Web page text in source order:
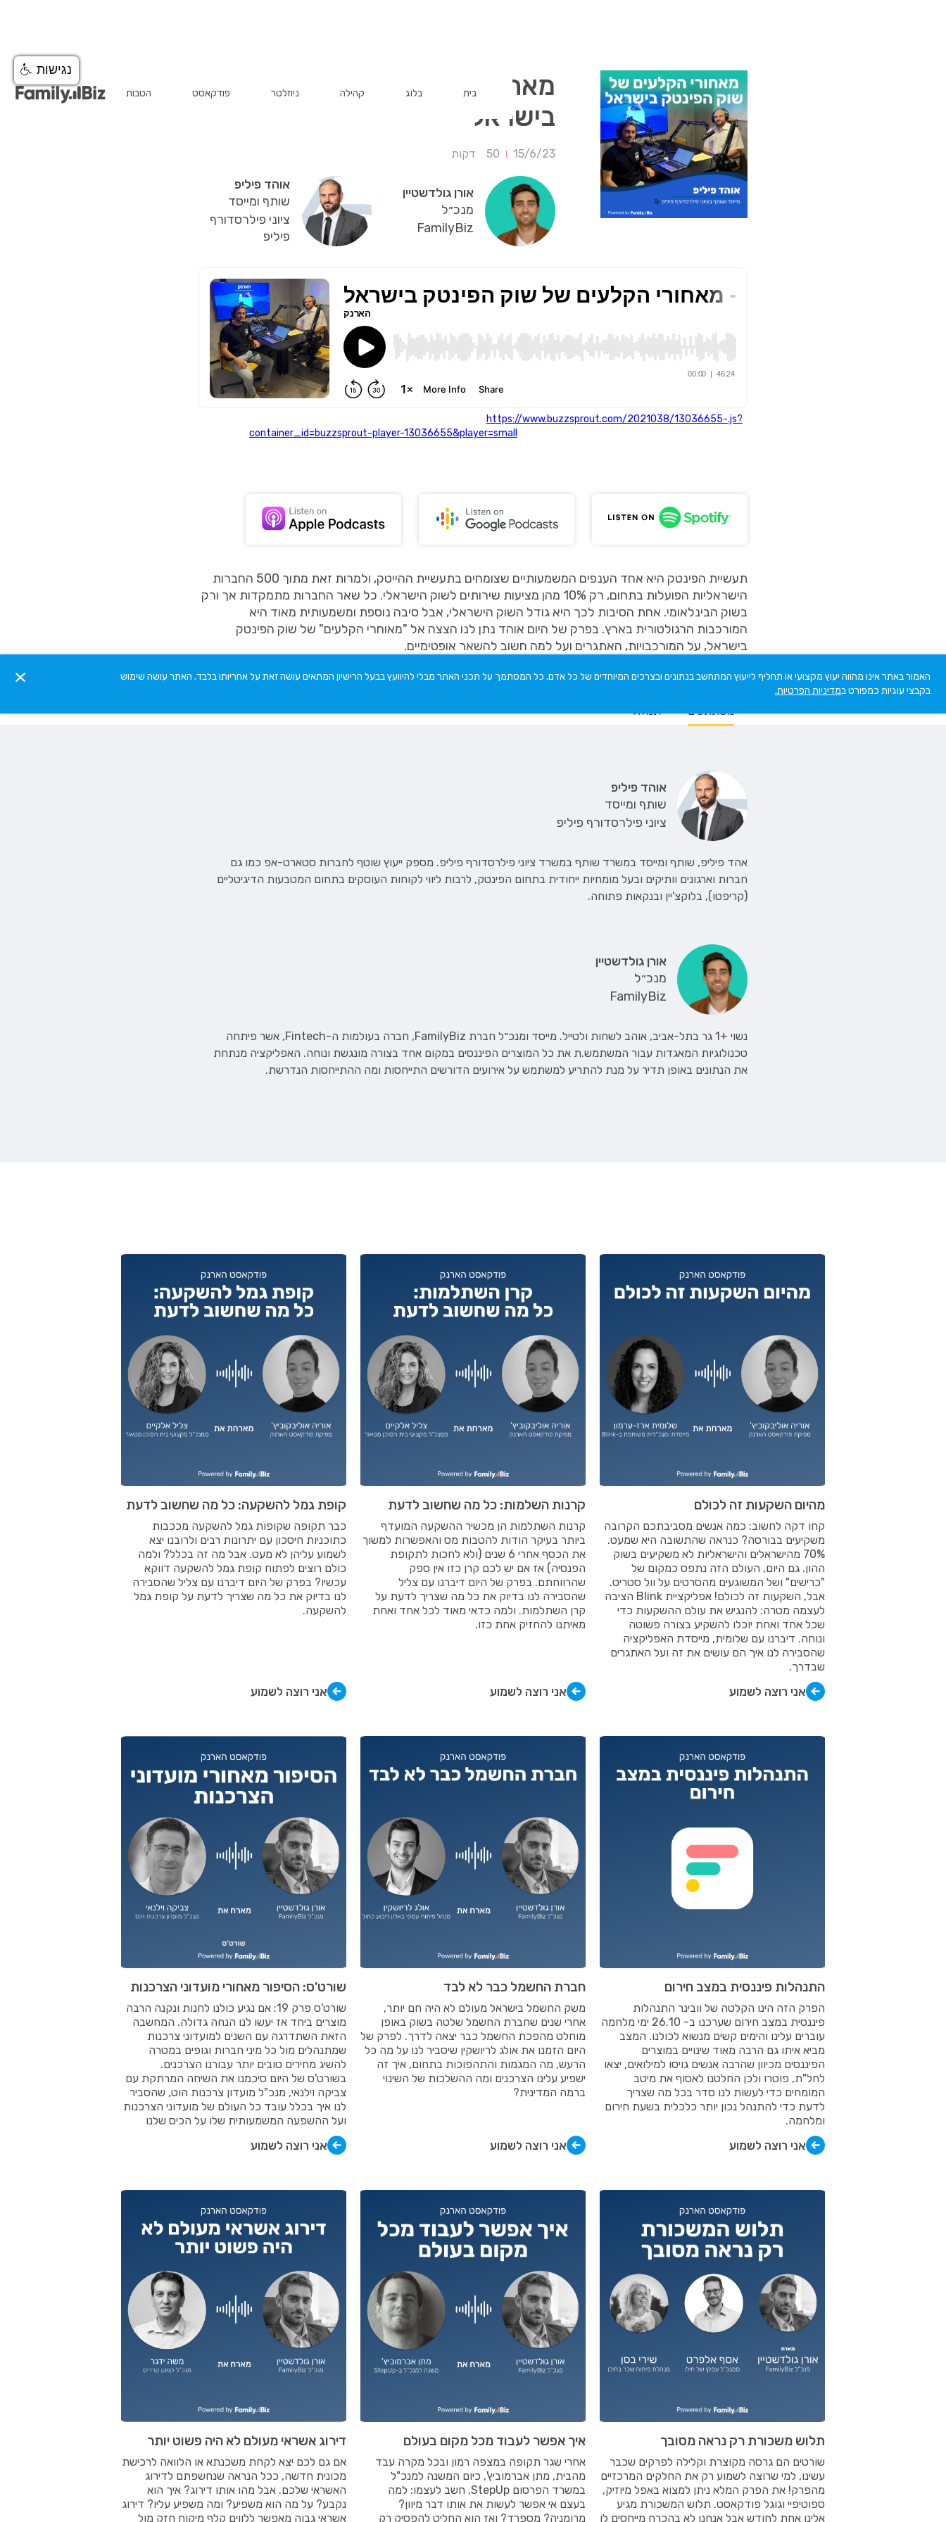
בית בלוג קהילה ניוזלטר פודקאסט הטבות
מאחורי הקלעים של שוק הפינטק
בישראל
דקות 50 15/6/23
אוהד פיליפ
שותף ומייסד
ציוני פילרסדורף
פיליפ
אורן גולדשטיין
מנכ״ל
FamilyBiz
https://www.buzzsprout.com/2021038/13036655-.js?
container_id=buzzsprout-player-13036655&player=small
תעשיית הפינטק היא אחד הענפים המשמעותיים שצומחים בתעשיית ההייטק, ולמרות זאת מתוך 500 החברות
הישראליות הפועלות בתחום, רק 10% מהן מציעות שירותים לשוק הישראלי. כל שאר החברות מתמקדות אך ורק
בשוק הבינלאומי. אחת הסיבות לכך היא גודל השוק הישראלי, אבל סיבה נוספת ומשמעותית מאוד היא
המורכבות הרגולטורית בארץ. בפרק של היום אוהד נתן לנו הצצה אל "מאוחרי הקלעים" של שוק הפינטק
בישראל, על המורכבויות, האתגרים ועל למה חשוב להשאר אופטימיים.
האמור באתר אינו מהווה יעוץ מקצועי או תחליף לייעוץ המתחשב בנתונים ובצרכים המיוחדים של כל אדם. כל המסתמך על תכני האתר מבלי להיוועץ בבעל הרישיון המתאים עושה זאת על אחריותו בלבד. האתר עושה שימוש
בקבצי עוגיות כמפורט במדיניות הפרטיות.
משתתפים תמלול
אוהד פיליפ
שותף ומייסד
ציוני פילרסדורף פיליפ
אהד פיליפ, שותף ומייסד במשרד שותף במשרד ציוני פילרסדורף פיליפ. מספק ייעוץ שוטף לחברות סטארט-אפ כמו גם
חברות וארגונים וותיקים ובעל מומחיות ייחודית בתחום הפינטק, לרבות ליווי לקוחות העוסקים בתחום המטבעות הדיגיטליים
(קריפטו), בלוקצ'יין ובנקאות פתוחה.
אורן גולדשטיין
מנכ״ל
FamilyBiz
נשוי +1 גר בתל-אביב, אוהב לשחות ולטייל. מייסד ומנכ״ל חברת FamilyBiz, חברה בעולמות ה-Fintech, אשר פיתחה
טכנולוגיות המאגדות עבור המשתמש.ת את כל המוצרים הפיננסים במקום אחד בצורה מונגשת ונוחה. האפליקציה מנתחת
את הנתונים באופן תדיר על מנת להתריע למשתמש על אירועים הדורשים התייחסות ומה ההתייחסות הנדרשת.
מהיום השקעות זה לכולם
קחו דקה לחשוב: כמה אנשים מסביבתכם הקרובה
משקיעים בבורסה? כנראה שהתשובה היא שמעט.
70% מהישראלים והישראליות לא משקיעים בשוק
ההון. גם היום, העולם הזה נתפס כמקום של
"כרישים" ושל המשוגעים מהסרטים על וול סטריט.
אבל, השקעות זה לכולם! אפליקציית Blink הציבה
לעצמה מטרה: להנגיש את עולם ההשקעות כדי
שכל אחד ואחת יוכלו להשקיע בצורה פשוטה
ונוחה. דיברנו עם שלומית, מייסדת האפליקציה
שהסבירה לנו איך הם עושים את זה ועל האתגרים
שבדרך.
אני רוצה לשמוע
קרנות השלמות: כל מה שחשוב לדעת
קרנות השתלמות הן מכשיר ההשקעה המועדף
ביותר בעיקר הודות להטבות מס והאפשרות למשוך
את הכסף אחרי 6 שנים (ולא לחכות לתקופת
הפנסיה) אז אם יש לכם קרן כזו אין ספק
שהרווחתם. בפרק של היום דיברנו עם צליל
שהסבירה לנו בדיוק את כל מה שצריך לדעת על
קרן השתלמות. ולמה כדאי מאוד לכל אחד ואחת
מאיתנו להחזיק אחת כזו.
אני רוצה לשמוע
קופת גמל להשקעה: כל מה שחשוב לדעת
כבר תקופה שקופות גמל להשקעה מככבות
כתוכניות חיסכון עם יתרונות רבים ולרובנו יצא
לשמוע עליהן לא מעט. אבל מה זה בכלל? ולמה
כולם רוצים לפתוח קופת גמל להשקעה דווקא
עכשיו? בפרק של היום דיברנו עם צליל שהסבירה
לנו בדיוק את כל מה שצריך לדעת על קופת גמל
להשקעה.
אני רוצה לשמוע
התנהלות פיננסית במצב חירום
הפרק הזה הינו הקלטה של וובינר התנהלות
פיננסית במצב חירום שערכנו ב- 26.10 ימי מלחמה
עוברים עלינו והימים קשים מנשוא לכולנו. המצב
מביא איתו גם הרבה מאוד שינויים במוצרים
הפיננסים מכיוון שהרבה אנשים גויסו למילואים, יצאו
לחל"ת, פוטרו ולכן החלטנו לאסוף את מיטב
המומחים כדי לעשות לנו סדר בכל מה שצריך
לדעת כדי להתנהל נכון יותר כלכלית בשעת חירום
ומלחמה.
אני רוצה לשמוע
חברת החשמל כבר לא לבד
משק החשמל בישראל מעולם לא היה חם יותר,
אחרי שנים שחברת החשמל שלטה בשוק באופן
מוחלט מהפכת החשמל כבר יצאה לדרך. לפרק של
היום הזמנו את אולג לריושקין שיסביר לנו על מה כל
הרעש, מה המגמות והתהפוכות בתחום, איך זה
ישפיע עלינו הצרכנים ומה ההשלכות של השינוי
ברמה המדינית?
אני רוצה לשמוע
שורט'ס: הסיפור מאחורי מועדוני הצרכנות
שורט'ס פרק 19: אם נגיע כולנו לחנות ונקנה הרבה
מוצרים ביחד אז יעשו לנו הנחה גדולה. המחשבה
הזאת השתדרגה עם השנים למועדוני צרכנות
שמתנהלים מול כל מיני חברות וגופים במטרה
להשיג מחירים טובים יותר עבורנו הצרכנים.
בשורט'ס של היום סיכמנו את השיחה המרתקת עם
צביקה וילנאי, מנכ"ל מועדון צרכנות הוט, שהסביר
לנו איך בכלל עובד כל העולם של מועדוני הצרכנות
ועל ההשפעה המשמעותית שלו על הכיס שלנו
אני רוצה לשמוע
תלוש משכורת רק נראה מסובך
שורטים הם גרסה מקוצרת וקלילה לפרקים שכבר
עשינו, למי שרוצה לשמוע רק את החלקים המרכזיים
מהפרק! את הפרק המלא ניתן למצוא באפל מיוזיק,
ספוטיפיי וגוגל פודקאסט. תלוש המשכורת מגיע
אלינו אחת לחודש אבל אנחנו לא בהכרח מייחסים לו
איך אפשר לעבוד מכל מקום בעולם
אחרי שגר תקופה במצפה רמון ובכל מקרה עבד
מהבית, מתן אברמוביץ', כיום המשנה למנכ"ל
במשרד הפרסום StepUp, חשב לעצמו: למה
בעצם אי אפשר לעשות את אותו דבר מיוון?
מרומניה? מספרד? ואז הוא החליט להפסיק רק
דירוג אשראי מעולם לא היה פשוט יותר
אם גם לכם יצא לקחת משכנתא או הלוואה לרכישת
מכונית חדשה, ככל הנראה שנחשפתם לדירוג
האשראי שלכם. אבל מהו אותו דירוג? איך הוא
נקבע? על מה הוא משפיע? ומה משפיע עליו? דירוג
אשראי גבוה מאפשר ללווים קלף מיקוח חזק מול
נגישות